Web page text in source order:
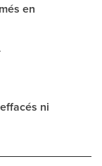
en
.
ni